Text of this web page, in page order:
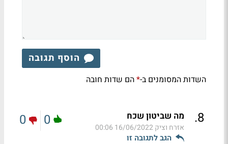
הוסף תגובה
השדות המסומנים ב-*הם שדות חובה
8
. מה שביטון שכח
אזרח וציק16/06/2022 00:06
הגב לתגובה זו
0
0